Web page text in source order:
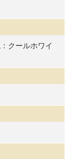
クールホワイ